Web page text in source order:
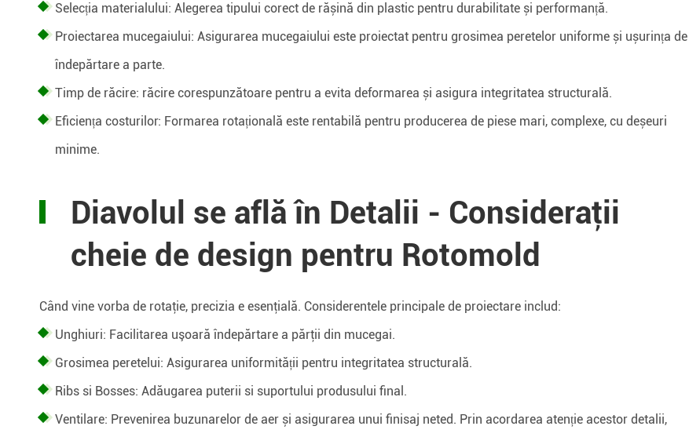
Selecția materialului: Alegerea tipului corect de rășină din plastic pentru durabilitate și performanță.
Proiectarea mucegaiului: Asigurarea mucegaiului este proiectat pentru grosimea peretelor uniforme și ușurința de
îndepărtare a parte.
Timp de răcire: răcire corespunzătoare pentru a evita deformarea și asigura integritatea structurală.
Eficiența costurilor: Formarea rotațională este rentabilă pentru producerea de piese mari, complexe, cu deșeuri
minime.
Diavolul se află în Detalii - Consideraţii
cheie de design pentru Rotomold
Când vine vorba de rotaţie, precizia e esenţială. Considerentele principale de proiectare includ:
Unghiuri: Facilitarea uşoară îndepărtare a părţii din mucegai.
Grosimea peretelui: Asigurarea uniformității pentru integritatea structurală.
Ribs si Bosses: Adăugarea puterii si suportului produsului final.
Ventilare: Prevenirea buzunarelor de aer și asigurarea unui finisaj neted. Prin acordarea atenție acestor detalii,